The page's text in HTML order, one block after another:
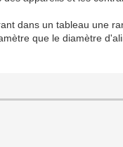
dans un tableau une
que le diamètre